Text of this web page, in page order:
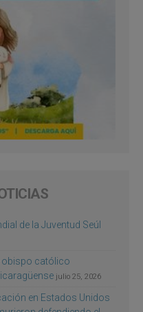
de la Juventud Seúl
obispo católico
julio 25, 2026
en Estados Unidos